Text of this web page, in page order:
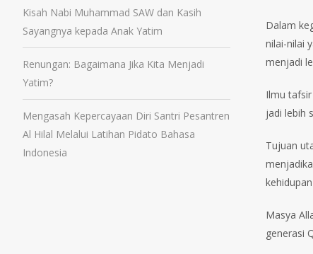
Dalam
nilai-nilai
menjadi
Ilmu
jadi lebih
Tujuan
Masya
generasi
Kisah Nabi Muhammad SAW dan Kasih
Sayangnya kepada Anak Yatim
Renungan: Bagaimana Jika Kita Menjadi
Yatim?
Mengasah Kepercayaan Diri Santri Pesantren
Al Hilal Melalui Latihan Pidato Bahasa
Indonesia